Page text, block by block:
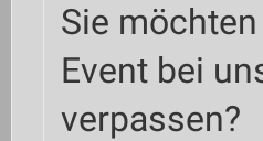
Sie
Event bei
verpassen?